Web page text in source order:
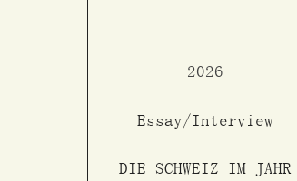
2026
Essay/Interview
DIE SCHWEIZ IM JAHR